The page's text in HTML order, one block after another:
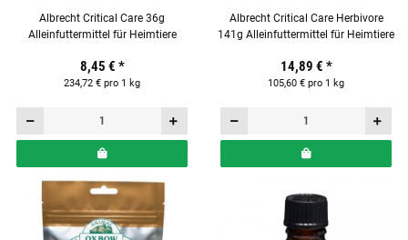
Albrecht Critical Care 36g
Alleinfuttermittel für Heimtiere
8,45 € *
234,72 € pro 1 kg
Albrecht Critical Care Herbivore
141g Alleinfuttermittel für Heimtiere
14,89 € *
105,60 € pro 1 kg